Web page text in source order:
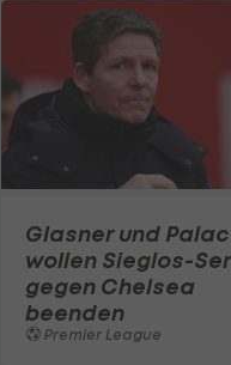
Glasner und
wollen Sieglos-
gegen Chelsea
beenden
Premier League